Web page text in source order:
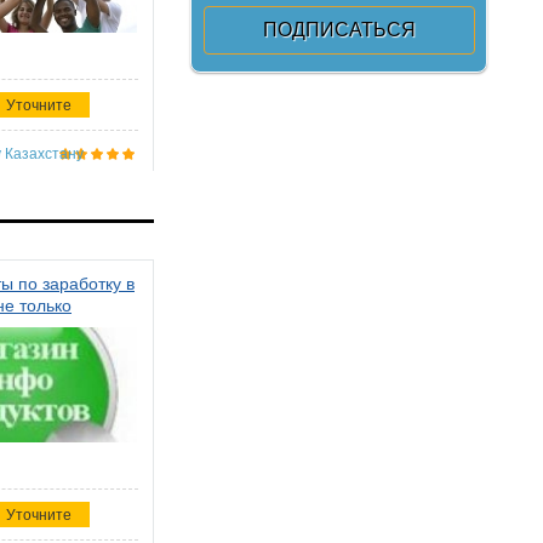
Уточните
Казахстану
по заработку в
только
Уточните